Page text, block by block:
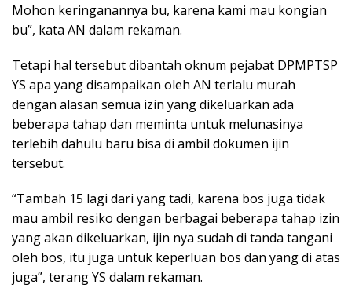
Mohon keringanannya bu, karena kami mau kongian
bu”, kata AN dalam rekaman.
Tetapi hal tersebut dibantah oknum pejabat DPMPTSP
YS apa yang disampaikan oleh AN terlalu murah
dengan alasan semua izin yang dikeluarkan ada
beberapa tahap dan meminta untuk melunasinya
terlebih dahulu baru bisa di ambil dokumen ijin
tersebut.
“Tambah 15 lagi dari yang tadi, karena bos juga tidak
mau ambil resiko dengan berbagai beberapa tahap izin
yang akan dikeluarkan, ijin nya sudah di tanda tangani
oleh bos, itu juga untuk keperluan bos dan yang di atas
juga”, terang YS dalam rekaman.